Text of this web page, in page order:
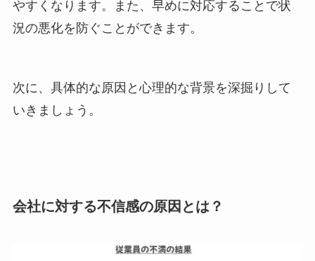
やすくなります。また、早めに対応することで状
況の悪化を防ぐことができます。
次に、具体的な原因と心理的な背景を深掘りして
いきましょう。
会社に対する不信感の原因とは？